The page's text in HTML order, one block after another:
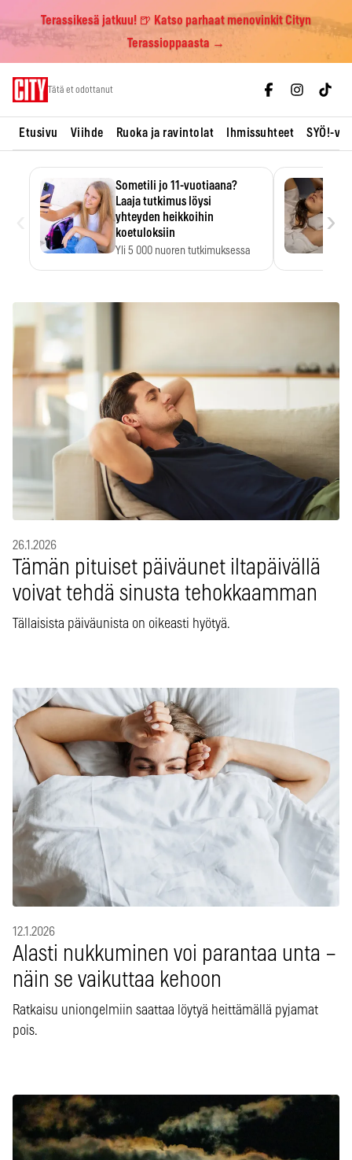
Terassikesä jatkuu! 🍺 Katso parhaat menovinkit Cityn
Terassioppaasta →
Tätä et odottanut
Etusivu Viihde Ruoka ja ravintolat Ihmissuhteet SYÖ!-
Sometili jo 11-vuotiaana?
Laaja tutkimus löysi
yhteyden heikkoihin
koetuloksiin
Yli 5 000 nuoren tutkimuksessa
›
26.1.2026
Tämän pituiset päiväunet iltapäivällä
voivat tehdä sinusta tehokkaamman
Tällaisista päiväunista on oikeasti hyötyä.
12.1.2026
Alasti nukkuminen voi parantaa unta –
näin se vaikuttaa kehoon
Ratkaisu uniongelmiin saattaa löytyä heittämällä pyjamat
pois.